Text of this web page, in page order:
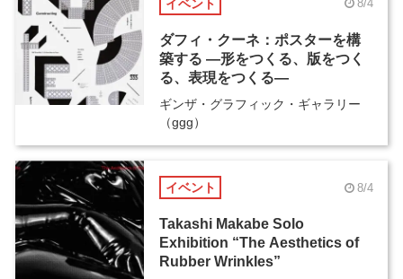
イベント 8/4
ダフィ・クーネ：ポスターを構
築する ―形をつくる、版をつく
る、表現をつくる―
ギンザ・グラフィック・ギャラリー
（ggg）
イベント 8/4
Takashi Makabe Solo
Exhibition “The Aesthetics of
Rubber Wrinkles”